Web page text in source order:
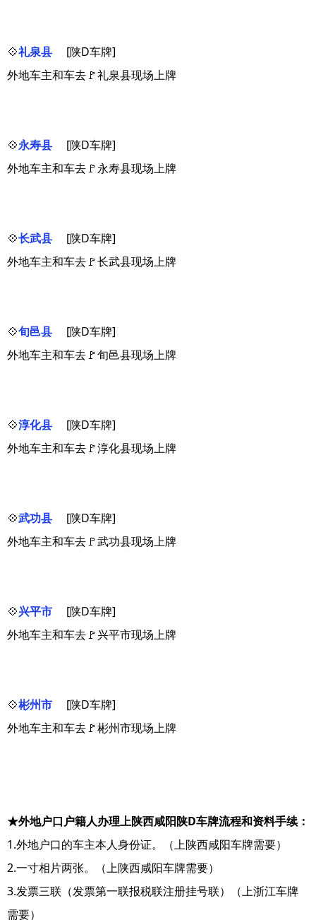
💠礼泉县
[陕D车牌]
外地车主和车去🚩礼泉县现场上牌
💠永寿县
[陕D车牌]
外地车主和车去🚩永寿县现场上牌
💠长武县
[陕D车牌]
外地车主和车去🚩长武县现场上牌
💠旬邑县
[陕D车牌]
外地车主和车去🚩旬邑县现场上牌
💠淳化县
[陕D车牌]
外地车主和车去🚩淳化县现场上牌
💠武功县
[陕D车牌]
外地车主和车去🚩武功县现场上牌
💠兴平市
[陕D车牌]
外地车主和车去🚩兴平市现场上牌
💠彬州市
[陕D车牌]
外地车主和车去🚩彬州市现场上牌
★外地户口户籍人办理上陕西咸阳陕D车牌流程和资料手续：
1.外地户口的车主本人身份证。（上陕西咸阳车牌需要）
2.一寸相片两张。（上陕西咸阳车牌需要）
3.发票三联（发票第一联报税联注册挂号联）（上浙江车牌
需要）